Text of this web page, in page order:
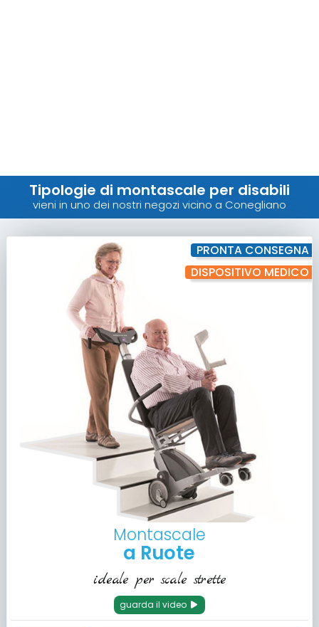
Tipologie di montascale per disabili
vieni in uno dei nostri negozi vicino a Conegliano
PRONTA CONSEGNA
DISPOSITIVO MEDICO
Montascale
a Ruote
ideale per scale strette
guarda il video